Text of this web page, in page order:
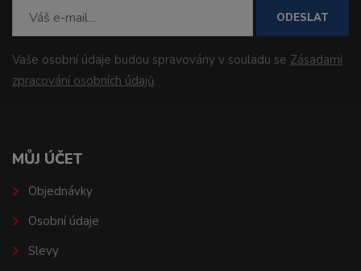
ODESLAT
Vaše osobní údaje budou spravovány v souladu se Zásadami
zpracování osobních údajů.
MŮJ ÚČET
Objednávky
Osobní údaje
Slevy